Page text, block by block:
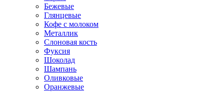
Бежевые
Глянцевые
Кофе с молоком
Металлик
Слоновая кость
Фуксия
Шоколад
Шампань
Оливковые
Оранжевые